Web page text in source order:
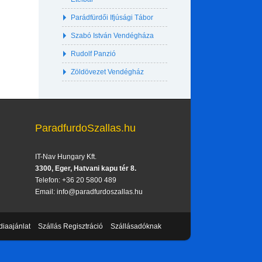
Parádfürdői Ifjúsági Tábor
Szabó István Vendégháza
Rudolf Panzió
Zöldövezet Vendégház
ParadfurdoSzallas.hu
IT-Nav Hungary Kft.
3300, Eger, Hatvani kapu tér 8.
Telefon: +36 20 5800 489
Email: info@paradfurdoszallas.hu
Szállás Regisztráció Szállásadóknak